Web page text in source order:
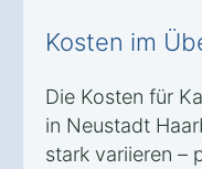
Kosten im
Die Kosten für
in Neustadt
stark variieren –